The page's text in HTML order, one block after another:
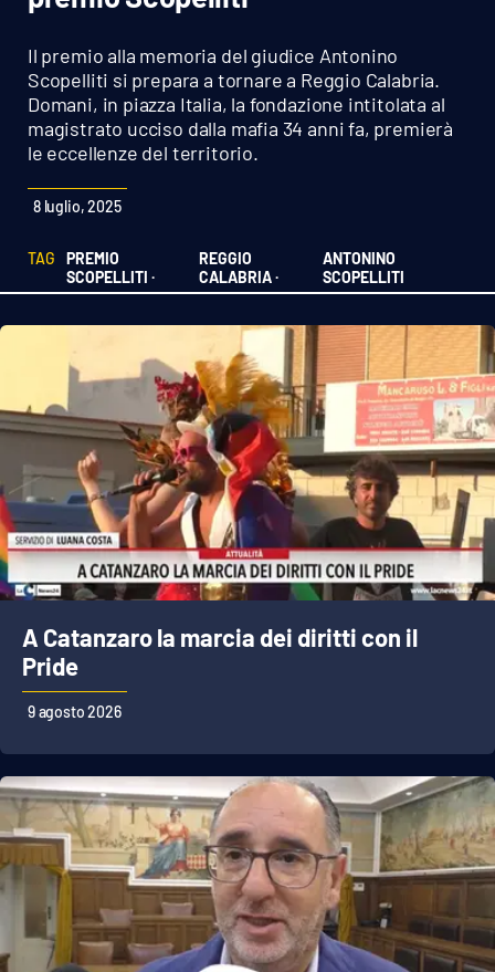
Sport
Cultura
Podcast
Editoriali
VIDEO
Ambiente
Cronaca
Cultura
Economia e Lavoro
Politica
Sanità
Sport
RUBRICHE
Good Morning Vietnam
Il premio alla memoria del giudice Antonino
Scopelliti si prepara a tornare a Reggio Calabria.
Domani, in piazza Italia, la fondazione intitolata al
magistrato ucciso dalla mafia 34 anni fa, premierà
le eccellenze del territorio.
8 luglio, 2025
TAG
PREMIO
SCOPELLITI ·
REGGIO
CALABRIA ·
ANTONINO
SCOPELLITI
A Catanzaro la marcia dei diritti con il
Pride
9 agosto 2026